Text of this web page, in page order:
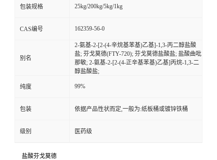
包装规格 25kg/200kg/5kg/1kg
CAS编号 162359-56-0
别名
2-氨基-2-[2-(4-辛烷基苯基)乙基]-1,3-丙二醇盐酸
盐; 芬戈莫德(FTY-720); 芬戈莫德盐酸盐; 盐酸曲吡
那敏; 2-氨基-2-[2-(4-正辛基苯基)乙基]丙烷-1,3-二
醇盐酸盐;
纯度 99%
包装 依据产品性状而定,一般为:纸板桶或镀锌铁桶
级别 医药级
盐酸芬戈莫德